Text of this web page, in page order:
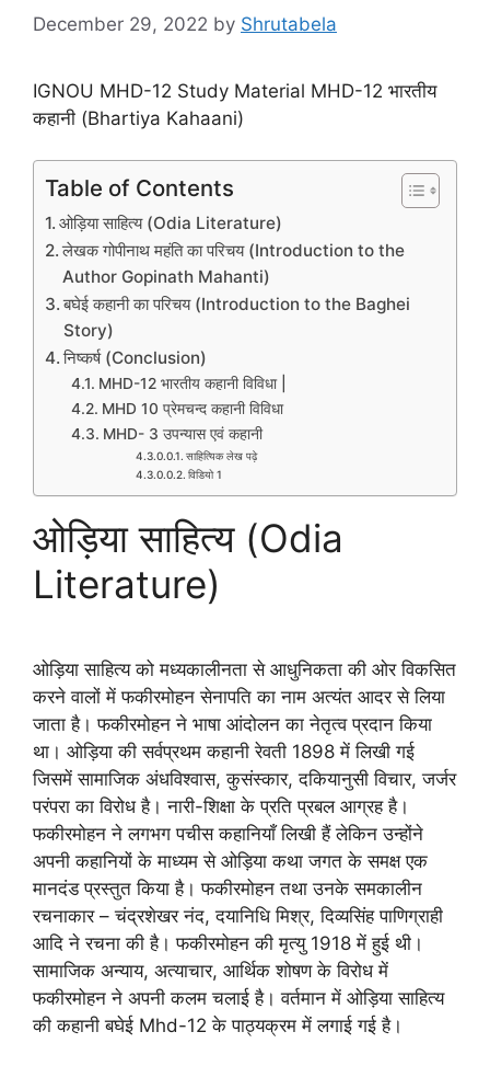
December 29, 2022 by Shrutabela
IGNOU MHD-12 Study Material MHD-12 भारतीय
कहानी (Bhartiya Kahaani)
Table of Contents
ओड़िया साहित्य (Odia Literature)
लेखक गोपीनाथ महंति का परिचय (Introduction to the
Author Gopinath Mahanti)
बघेई कहानी का परिचय (Introduction to the Baghei
Story)
निष्कर्ष (Conclusion)
MHD-12 भारतीय कहानी विविधा |
MHD 10 प्रेमचन्द कहानी विविधा
MHD- 3 उपन्यास एवं कहानी
साहित्यिक लेख पढ़े
विडियो 1
ओड़िया साहित्य (Odia
Literature)
ओड़िया साहित्य को मध्यकालीनता से आधुनिकता की ओर विकसित
करने वालों में फकीरमोहन सेनापति का नाम अत्यंत आदर से लिया
जाता है। फकीरमोहन ने भाषा आंदोलन का नेतृत्व प्रदान किया
था। ओड़िया की सर्वप्रथम कहानी रेवती 1898 में लिखी गई
जिसमें सामाजिक अंधविश्वास, कुसंस्कार, दकियानुसी विचार, जर्जर
परंपरा का विरोध है। नारी-शिक्षा के प्रति प्रबल आग्रह है।
फकीरमोहन ने लगभग पचीस कहानियाँ लिखी हैं लेकिन उन्होंने
अपनी कहानियों के माध्यम से ओड़िया कथा जगत के समक्ष एक
मानदंड प्रस्तुत किया है। फकीरमोहन तथा उनके समकालीन
रचनाकार – चंद्रशेखर नंद, दयानिधि मिश्र, दिव्यसिंह पाणिग्राही
आदि ने रचना की है। फकीरमोहन की मृत्यु 1918 में हुई थी।
सामाजिक अन्याय, अत्याचार, आर्थिक शोषण के विरोध में
फकीरमोहन ने अपनी कलम चलाई है। वर्तमान में ओड़िया साहित्य
की कहानी बघेई Mhd-12 के पाठ्यक्रम में लगाई गई है।